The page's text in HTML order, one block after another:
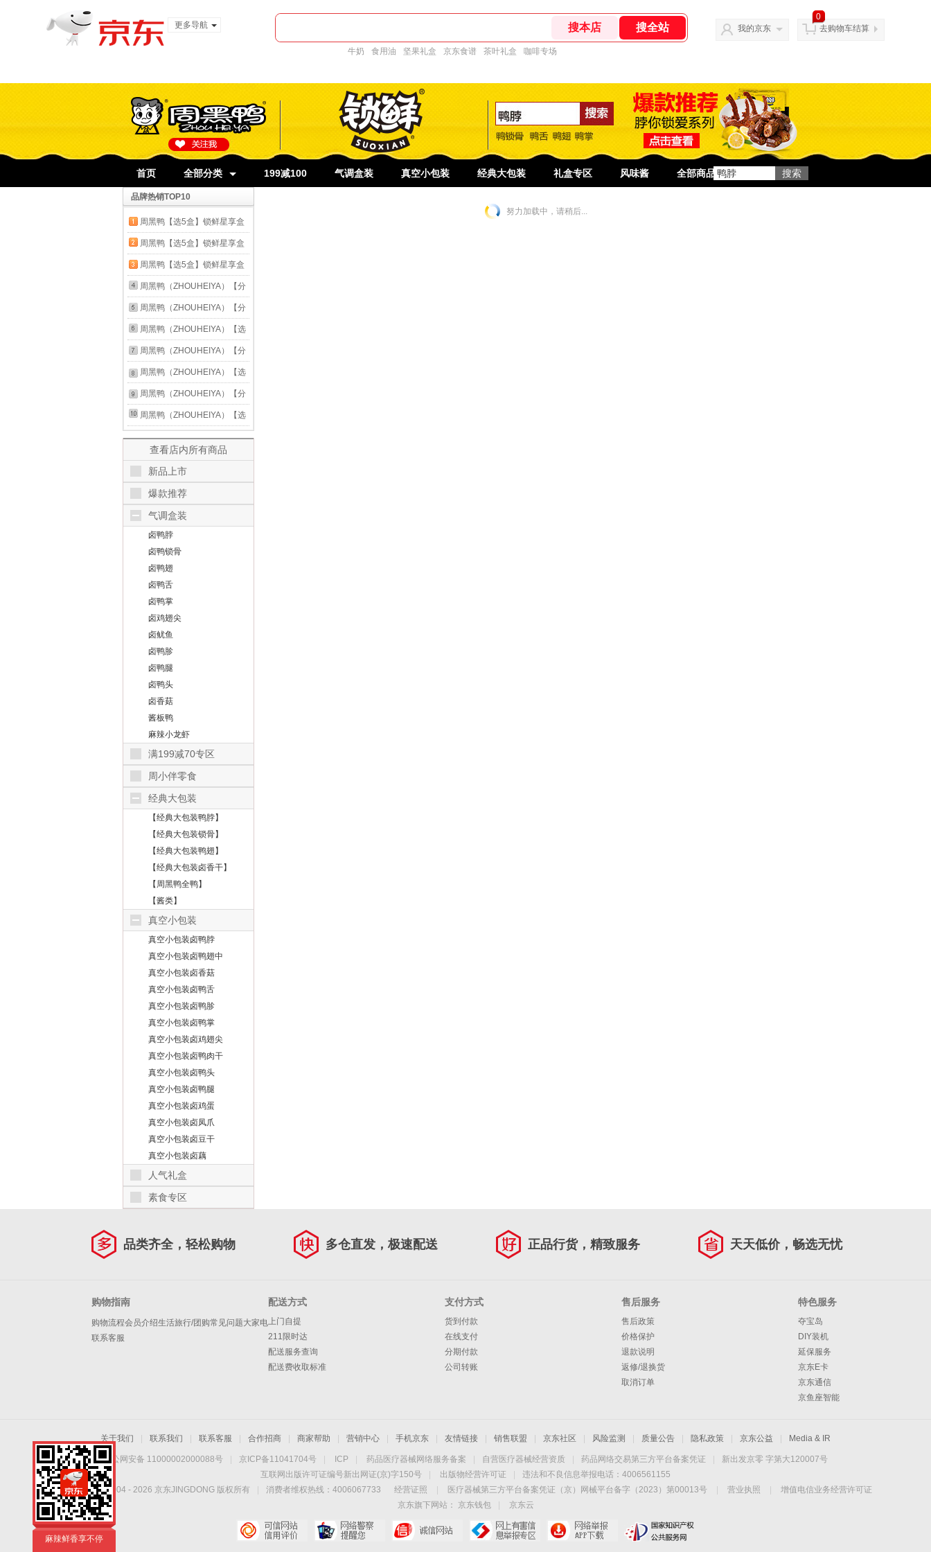
更多导航
牛奶 食用油 坚果礼盒 京东食谱 茶叶礼盒 咖啡专场
我的京东
0
去购物车结算
首页 全部分类 199减100 气调盒装 真空小包装 经典大包装 礼盒专区 风味酱 全部商品
品牌热销TOP10
周黑鸭【选5盒】锁鲜星享盒
装麻辣新鲜卤味办公室休闲零
食 经典甜辣：卤鸭锁骨150g
周黑鸭【选5盒】锁鲜星享盒
装麻辣新鲜卤味办公室休闲零
食 经典甜辣：卤鸭脖135g
周黑鸭【选5盒】锁鲜星享盒
装麻辣新鲜卤味办公室休闲零
食 经典甜辣：卤鸭翅125g
周黑鸭（ZHOUHEIYA）【分
享单袋装】甜辣味卤鸭脖锁骨
鸭翅 部分产品保质期约剩37
天！ 甜辣味鸭锁骨31g
周黑鸭（ZHOUHEIYA）【分
享单袋装】甜辣味卤鸭脖锁骨
鸭翅 部分产品保质期约剩37
天！ 甜辣味鸭翅中21g
周黑鸭（ZHOUHEIYA）【选
5盒】锁鲜星享卤多款鸭肉素
食盒装零食武汉特产 卤鸭锁
骨150g
周黑鸭（ZHOUHEIYA）【分
享单袋装】甜辣卤鸭脖锁骨鸭
翅 部分产品保质期约剩40
天！ 甜辣味鸭翅中21g
周黑鸭（ZHOUHEIYA）【选
5盒】锁鲜星享卤多款鸭肉素
食盒装零食武汉特产 卤鸭脖
周黑鸭（ZHOUHEIYA）【分
享单袋装】甜辣卤鸭脖锁骨鸭
天！ 甜辣味鸭锁骨31g
周黑鸭（ZHOUHEIYA）【选
5盒】锁鲜星享卤鸭脖锁骨鸭
翅麻辣甜新鲜盒装 武汉特产
经典甜辣：鸭锁骨150g
查看店内所有商品
新品上市
爆款推荐
气调盒装
卤鸭脖
卤鸭锁骨
卤鸭翅
卤鸭舌
卤鸭掌
卤鸡翅尖
卤鱿鱼
卤鸭胗
卤鸭腿
卤鸭头
卤香菇
酱板鸭
麻辣小龙虾
满199减70专区
周小伴零食
经典大包装
【经典大包装鸭脖】
【经典大包装锁骨】
【经典大包装鸭翅】
【经典大包装卤香干】
【周黑鸭全鸭】
【酱类】
真空小包装
真空小包装卤鸭脖
真空小包装卤鸭翅中
真空小包装卤香菇
真空小包装卤鸭舌
真空小包装卤鸭胗
真空小包装卤鸭掌
真空小包装卤鸡翅尖
真空小包装卤鸭肉干
真空小包装卤鸭头
真空小包装卤鸭腿
真空小包装卤鸡蛋
真空小包装卤凤爪
真空小包装卤豆干
真空小包装卤藕
人气礼盒
素食专区
努力加载中，请稍后...
品类齐全，轻松购物 多仓直发，极速配送 正品行货，精致服务 天天低价，畅选无忧
购物指南
购物流程会员介绍生活旅行/团购常见问题大家电
联系客服
配送方式
上门自提
211限时达
配送服务查询
配送费收取标准
支付方式
货到付款
在线支付
分期付款
公司转账
售后服务
售后政策
价格保护
退款说明
返修/退换货
取消订单
特色服务
夺宝岛
DIY装机
延保服务
京东E卡
京东通信
京鱼座智能
关于我们 联系我们 联系客服 合作招商 商家帮助 营销中心 手机京东 友情链接 销售联盟 京东社区 风险监测 质量公告 隐私政策 京东公益 Media & IR
京公网安备 11000002000088号 京ICP备11041704号 ICP 药品医疗器械网络服务备案 自营医疗器械经营资质 药品网络交易第三方平台备案凭证
新出发京零 字第大120007号
互联网出版许可证编号新出网证(京)字150号
出版物经营许可证
违法和不良信息举报电话：4006561155
Copyright © 2004 - 2026 京东JINGDONG 版权所有 消费者维权热线：4006067733 经营证照 医疗器械第三方平台备案凭证（京）网械平台备字（2023）第00013号 营业执照
增值电信业务经营许可证
京东旗下网站：
京东钱包
京东云
没滋味？就吃周黑
鸭！
麻辣鲜香享不停